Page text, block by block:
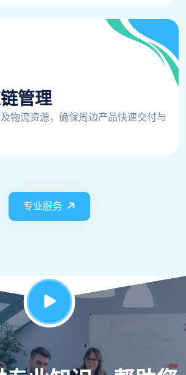
管理
物流资源，确保周边产品快速交付与
专业服务